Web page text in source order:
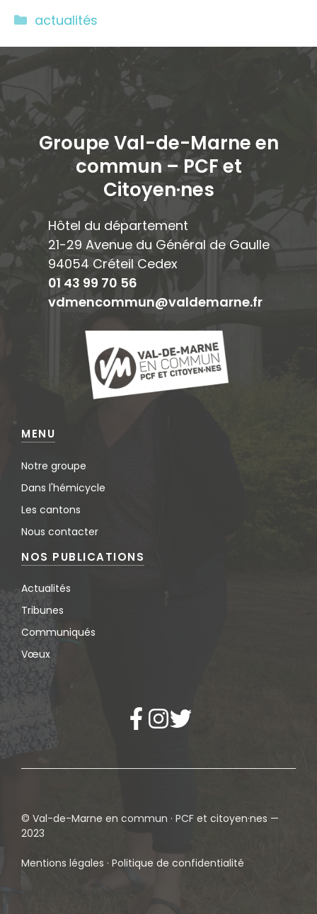
Catégories
actualités
Groupe Val-de-Marne en
commun – PCF et
Citoyen·nes
Hôtel du département
21-29 Avenue du Général de Gaulle
94054 Créteil Cedex
01 43 99 70 56
vdmencommun@valdemarne.fr
MENU
Notre groupe
Dans l'hémicycle
Les cantons
Nous contacter
NOS PUBLICATIONS
Actualités
Tribunes
Communiqués
Vœux
© Val-de-Marne en commun · PCF et citoyen·nes —
2023
Mentions légales · Politique de confidentialité